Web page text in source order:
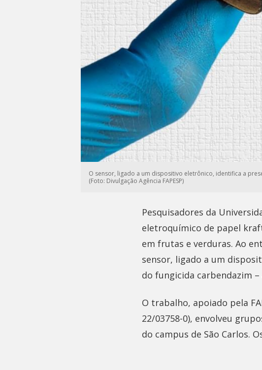
O sensor, ligado a um dispositivo eletrônico, identifica a
(Foto: Divulgação Agência FAPESP)
Pesquisadores da
eletroquímico de papel
em frutas e verduras. Ao
sensor, ligado a um
do fungicida carbendazim
O trabalho, apoiado pela
22/03758-0), envolveu
do campus de São Carlos.